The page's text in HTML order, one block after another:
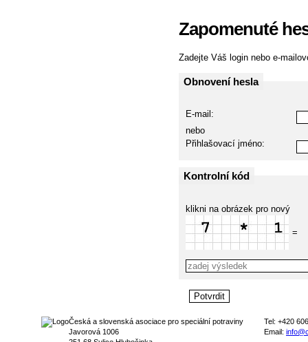
Zapomenuté
Zadejte Váš login nebo e-
Obnovení hesla
E-mail:
nebo
Přihlašovací jméno:
Kontrolní kód
klikni na obrázek pro nový
=
Česká a slovenská asociace pro speciální potraviny
Javorová 1006
Tel: +420
Email: